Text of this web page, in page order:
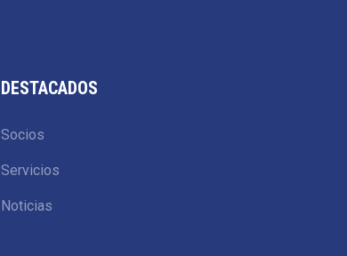
DESTACADOS
Socios
Servicios
Noticias